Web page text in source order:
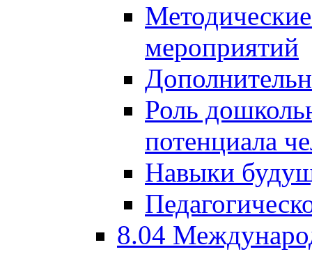
мероприятий
Роль
потенциала
Навыки
8.04